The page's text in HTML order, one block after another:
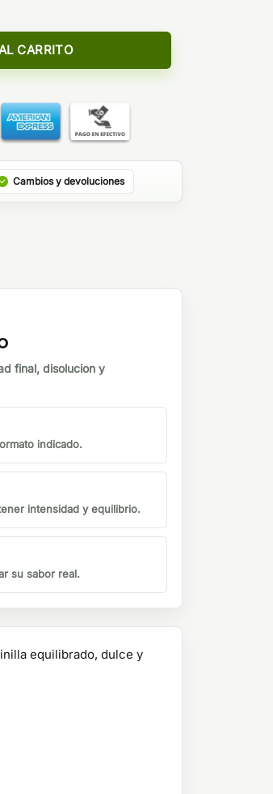
cantidad
CARRITO
Cambios y devoluciones
final, disolucion y
indicado.
intensidad y equilibrio.
su sabor real.
equilibrado, dulce y